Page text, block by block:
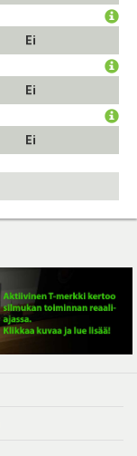
Ei
Ei
Ei